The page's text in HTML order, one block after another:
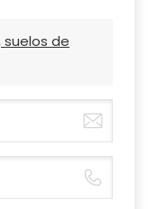
suelos de